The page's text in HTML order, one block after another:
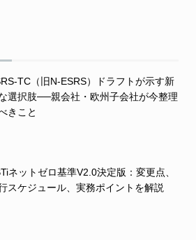
TC（旧N-ESRS）ドラフトが示す新
選択肢──親会社・欧州子会社が今整理
きこと
ネットゼロ基準V2.0決定版：変更点、
スケジュール、実務ポイントを解説